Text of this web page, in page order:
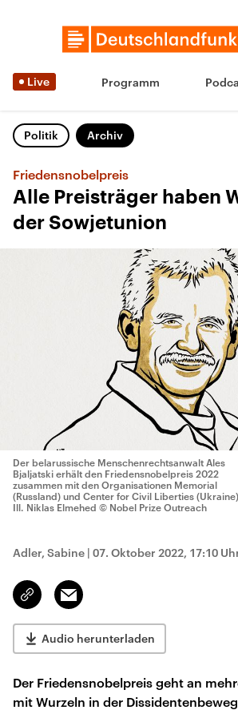
Live Programm
Politik Archiv
Friedensnobelpreis
Alle Preisträger haben
der Sowjetunion
Der belarussische Menschenrechtsanwalt Ales
Bjaljatski erhält den Friedensnobelpreis 2022
zusammen mit den Organisationen Memorial
(Russland) und Center for Civil Liberties
Ill. Niklas Elmehed © Nobel Prize Outreach
Adler, Sabine | 07. Oktober 2022, 17:10
Link
kopieren/teilen
Email
Audio herunterladen
Der Friedensnobelpreis geht an
mit Wurzeln in der